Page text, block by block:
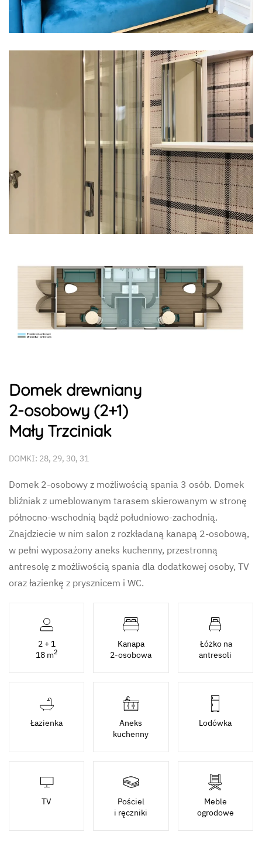
Domek drewniany
2-osobowy (2+1)
Mały Trzciniak
DOMKI: 28, 29, 30, 31
Domek 2-osobowy z możliwością spania 3 osób. Domek
bliźniak z umeblowanym tarasem skierowanym w stronę
północno-wschodnią bądź południowo-zachodnią.
Znajdziecie w nim salon z rozkładaną kanapą 2-osobową,
w pełni wyposażony aneks kuchenny, przestronną
antresolę z możliwością spania dla dodatkowej osoby, TV
oraz łazienkę z prysznicem i WC.
2 + 1
18 m2
Kanapa
2-osobowa
Łóżko na
antresoli
Łazienka
Aneks
kuchenny
Lodówka
TV
Pościel
i ręczniki
Meble
ogrodowe